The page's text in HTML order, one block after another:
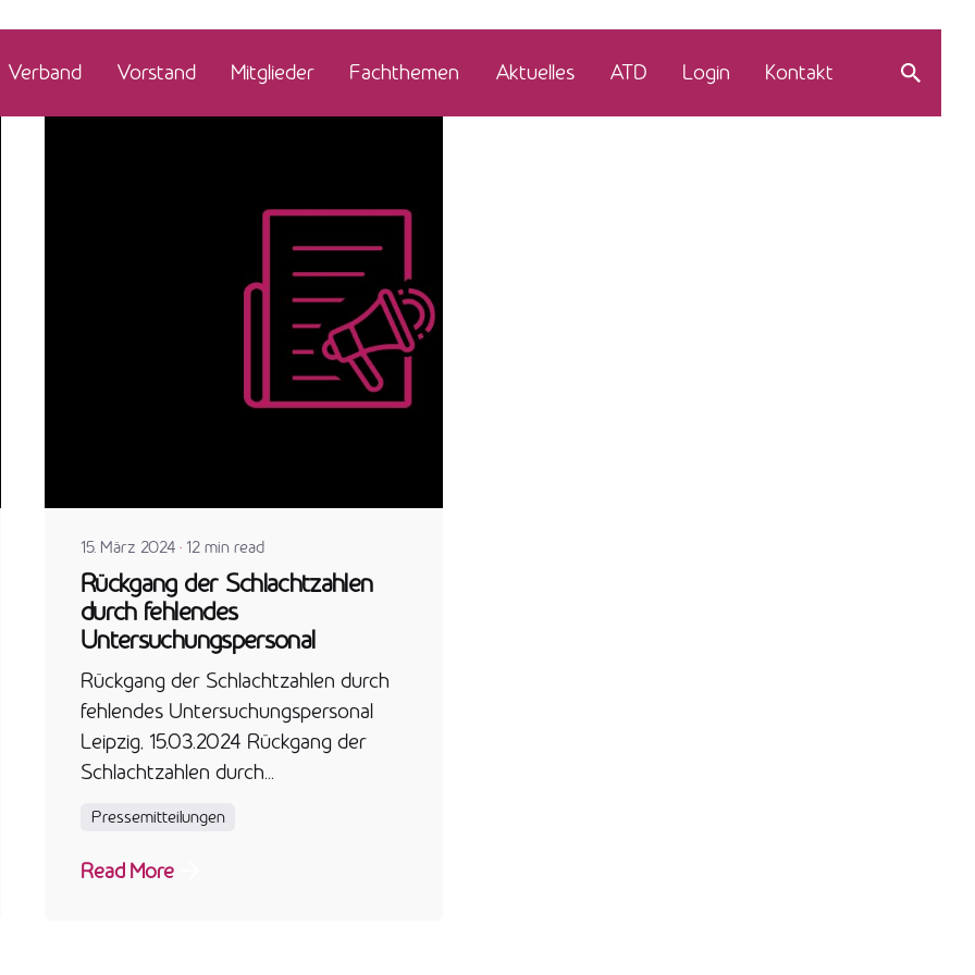
Verband Vorstand Mitglieder Fachthemen Aktuelles ATD Login Kontakt
15. März 2024 12 min read
Rückgang der Schlachtzahlen
durch fehlendes
Untersuchungspersonal
Rückgang der Schlachtzahlen durch
fehlendes Untersuchungspersonal
Leipzig, 15.03.2024 Rückgang der
Schlachtzahlen durch...
Pressemitteilungen
Read More